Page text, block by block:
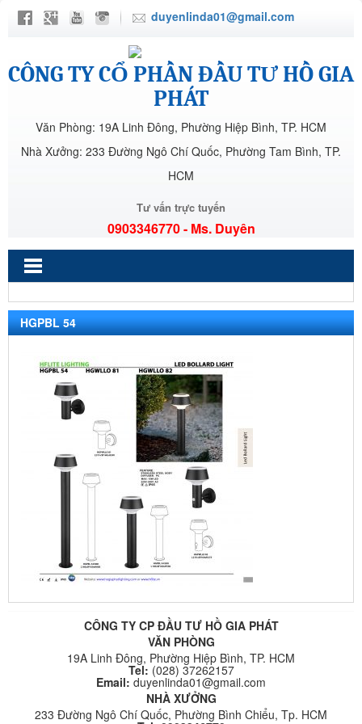
duyenlinda01@gmail.com
CÔNG TY CỔ PHẦN ĐẦU TƯ HỒ GIA
PHÁT
Văn Phòng: 19A Linh Đông, Phường Hiệp Bình, TP. HCM
Nhà Xưởng: 233 Đường Ngô Chí Quốc, Phường Tam Bình, TP.
HCM
Tư vấn trực tuyến
0903346770 - Ms. Duyên
HGPBL 54
CÔNG TY CP ĐẦU TƯ HỒ GIA PHÁT
VĂN PHÒNG
19A Linh Đông, Phường Hiệp Bình, TP. HCM
Tel: (028) 37262157
Email: duyenlinda01@gmail.com
NHÀ XƯỞNG
233 Đường Ngô Chí Quốc, Phường Bình Chiểu, Tp. HCM